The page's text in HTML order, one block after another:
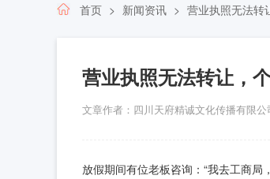
首页 新闻资讯 营业执照无法转
营业执照无法转让，
文章作者：四川天府精诚文化传播有限公
放假期间有位老板咨询：“我去工商